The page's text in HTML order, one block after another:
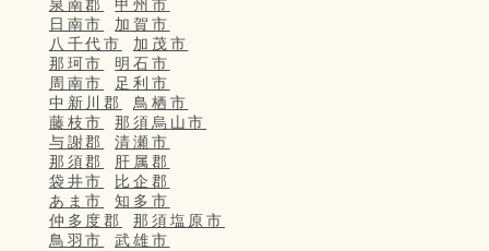
泉南郡
甲州市
日南市
加賀市
八千代市
加茂市
那珂市
明石市
周南市
足利市
中新川郡
鳥栖市
藤枝市
那須烏山市
与謝郡
清瀬市
那須郡
肝属郡
袋井市
比企郡
あま市
知多市
仲多度郡
那須塩原市
鳥羽市
武雄市